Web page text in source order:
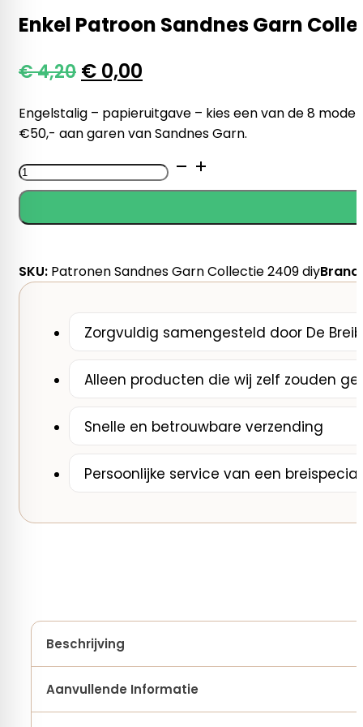
Enkel Patroon Sandnes Garn
€4,20 Oorspronkelijke
was:
€ 4,20.
€ 0,00
is:
Engelstalig – papieruitgave – kies een van de 8
€50,- aan garen van Sandnes Garn.
Enkel
Patroon
Garn
2409
-
aantal
SKU: Patronen Sandnes Garn Collectie 2409 diy
Zorgvuldig samengesteld door De
Alleen producten die wij zelf zouden
Snelle en betrouwbare verzending
Persoonlijke service van een
Beschrijving
Aanvullende Informatie